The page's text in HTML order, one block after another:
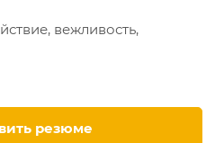
вежливость,
резюме